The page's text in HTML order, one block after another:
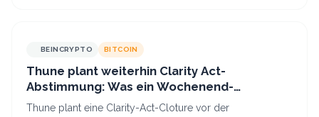
BEINCRYPTO BITCOIN
Thune plant weiterhin Clarity Act-
Abstimmung: Was ein Wochenend-
Überraschung für Bitcoin bedeuten könnte
Thune plant eine Clarity-Act-Cloture vor der